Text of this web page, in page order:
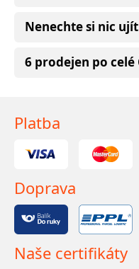
Nenechte si nic ujít
6 prodejen po celé
Platba
Doprava
Naše certifikáty